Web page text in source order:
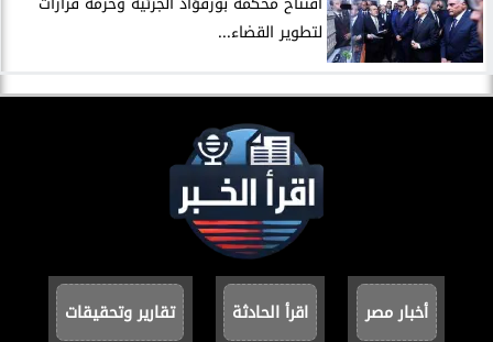
لتطوير القضاء...
أخبار مصر اقرأ الحادثة تقارير وتحقيقات